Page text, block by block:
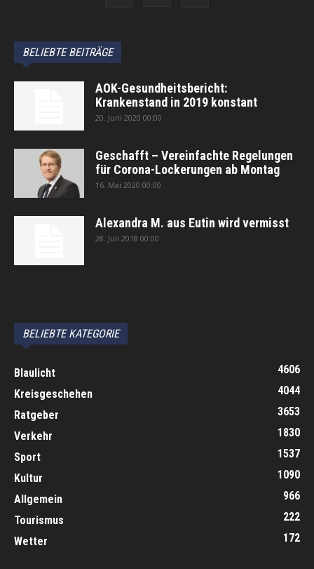
BELIEBTE BEITRÄGE
AOK-Gesundheitsbericht:
Krankenstand in 2019 konstant
20. Juni 2020 00:00
Geschafft – Vereinfachte Regelungen
für Corona-Lockerungen ab Montag
16. Mai 2020 00:00
Alexandra M. aus Eutin wird vermisst
28. Juli 2018 00:00
BELIEBTE KATEGORIE
Blaulicht
4606
Kreisgeschehen
4044
Ratgeber
3653
Verkehr
1830
Sport
1537
Kultur
1090
Allgemein
966
Tourismus
222
Wetter
172